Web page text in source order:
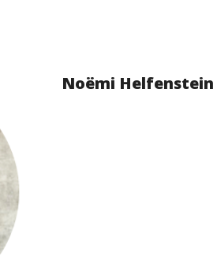
Noëmi Helfenstein